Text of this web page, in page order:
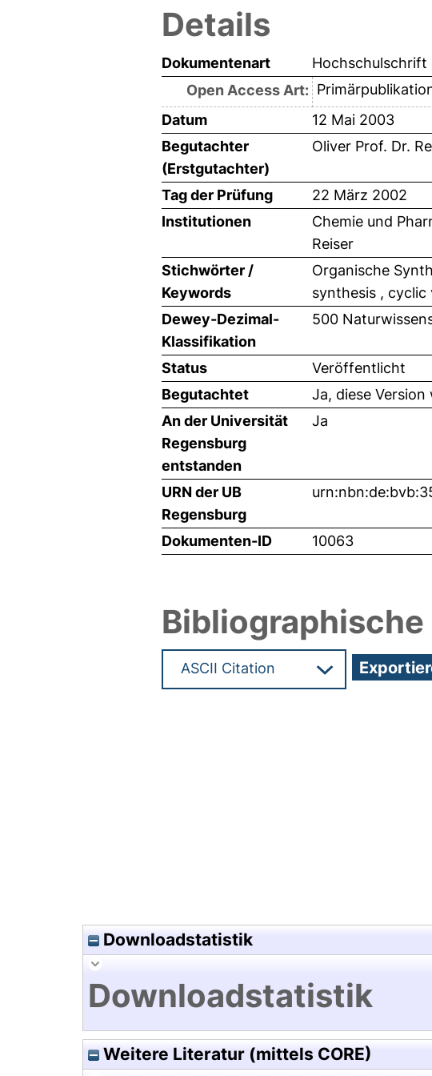
Details
Dokumentenart
Hochschulschrift
Open Access Art:
Datum
12 Mai 2003
Begutachter
(Erstgutachter)
Oliver Prof. Dr.
Tag der Prüfung
22 März 2002
Institutionen
Chemie und
Reiser
Stichwörter /
Keywords
Organische
synthesis ,
Dewey-Dezimal-
Klassifikation
500
Status
Veröffentlicht
Begutachtet
Ja, diese
An der Universität
Regensburg
entstanden
Ja
URN der UB
Regensburg
Dokumenten-ID 10063
Downloadstatistik
Downloadstatistik
Weitere Literatur (mittels CORE)